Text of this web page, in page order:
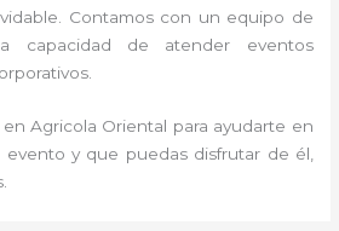
Contamos con un equipo de
capacidad de atender eventos
Agricola Oriental para ayudarte en
y que puedas disfrutar de él,